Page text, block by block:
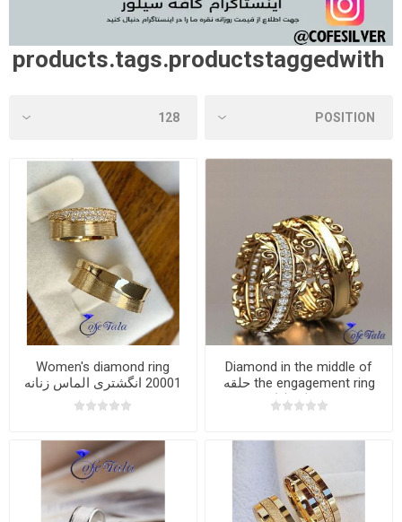
products.tags.productstaggedwith
Diamond in the middle of
the engagement ring حلقه
وسط برلیان
Women's diamond ring
20001 انگشتری الماس زنانه